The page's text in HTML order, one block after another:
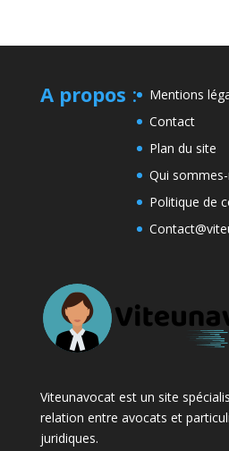
A propos :
Mentions
Contact
Plan du site
Qui
Politique de
Viteunavocat est un site
relation entre avocats et
juridiques.